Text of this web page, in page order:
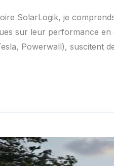
SolarLogik, je
sur leur performance
Powerwall), suscitent